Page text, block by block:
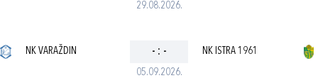
29.08.2026.
05.09.2026.
NK VARAŽDIN - : - NK ISTRA 1961